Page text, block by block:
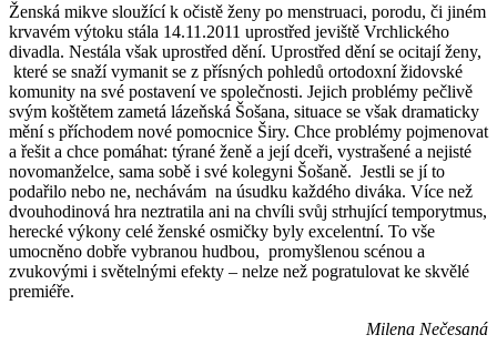
Ženská mikve sloužící k očistě ženy po menstruaci, porodu, či jiném
krvavém výtoku stála 14.11.2011 uprostřed jeviště Vrchlického
divadla. Nestála však uprostřed dění. Uprostřed dění se ocitají ženy,
které se snaží vymanit se z přísných pohledů ortodoxní židovské
komunity na své postavení ve společnosti. Jejich problémy pečlivě
svým koštětem zametá lázeňská Šošana, situace se však dramaticky
mění s příchodem nové pomocnice Širy. Chce problémy pojmenovat
a řešit a chce pomáhat: týrané ženě a její dceři, vystrašené a nejisté
novomanželce, sama sobě i své kolegyni Šošaně. Jestli se jí to
podařilo nebo ne, nechávám na úsudku každého diváka. Více než
dvouhodinová hra neztratila ani na chvíli svůj strhující temporytmus,
herecké výkony celé ženské osmičky byly excelentní. To vše
umocněno dobře vybranou hudbou, promyšlenou scénou a
zvukovými i světelnými efekty – nelze než pogratulovat ke skvělé
premiéře.
Milena Nečesaná